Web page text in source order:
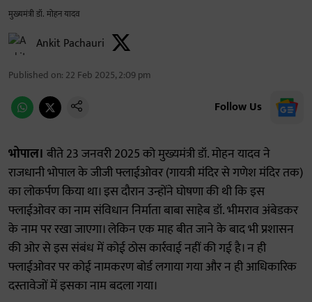
मुख्यमंत्री डॉ. मोहन यादव
Ankit Pachauri
Published on: 22 Feb 2025, 2:09 pm
Follow Us
भोपाल। बीते 23 जनवरी 2025 को मुख्यमंत्री डॉ. मोहन यादव ने
राजधानी भोपाल के जीजी फ्लाईओवर (गायत्री मंदिर से गणेश मंदिर तक)
का लोकर्पण किया था। इस दौरान उन्होंने घोषणा की थी कि इस
फ्लाईओवर का नाम संविधान निर्माता बाबा साहेब डॉ. भीमराव अंबेडकर
के नाम पर रखा जाएगा। लेकिन एक माह बीत जाने के बाद भी प्रशासन
की ओर से इस संबंध में कोई ठोस कार्रवाई नहीं की गई है। न ही
फ्लाईओवर पर कोई नामकरण बोर्ड लगाया गया और न ही आधिकारिक
दस्तावेजों में इसका नाम बदला गया।